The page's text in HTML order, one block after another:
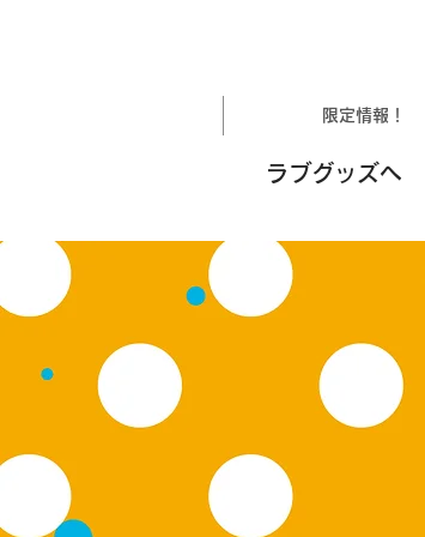
限定情報！
ラブグッズへ